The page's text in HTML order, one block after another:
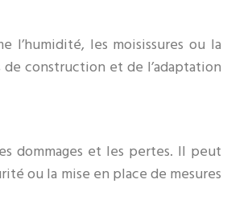
l’humidité, les moisissures ou la
construction et de l’adaptation
dommages et les pertes. Il peut
ou la mise en place de mesures